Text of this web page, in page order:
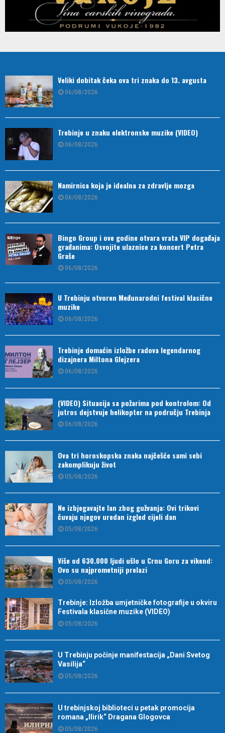
Veliki dobitak čeka ova tri znaka do 13. avgusta
06/08/2026
Trebinje u znaku elektronske muzike (VIDEO)
06/08/2026
Namirnica koja je idealna za zdravlje mozga
06/08/2026
Bingo Group i ove godine otvara vrata VIP događaja
građanima: Osvojite ulaznice za koncert Petra
Graše
06/08/2026
U Trebinju otvoren Međunarodni festival klasične
muzike
06/08/2026
Trebinje domaćin izložbe radova legendarnog
dizajnera Miltona Glejzera
06/08/2026
(VIDEO) Situacija sa požarima pod kontrolom: Od
jutros dejstvuje helikopter na području Trebinja
06/08/2026
Ova tri horoskopska znaka najčešće sami sebi
zakomplikuju život
05/08/2026
Ne izbjegavajte lan zbog gužvanja: Ovi trikovi
čuvaju njegov uredan izgled cijeli dan
05/08/2026
Više od 630.000 ljudi ušlo u Crnu Goru za vikend:
Ovo su najprometniji prelazi
05/08/2026
Trebinje: Izložba umjetničke fotografije u okviru
Festivala klasične muzike (VIDEO)
05/08/2026
U Trebinju počinje manifestacija „Dani Svetog
Vasilija“
05/08/2026
U trebinjskoj biblioteci u petak promocija
romana „Ilirik“ Dragana Glogovca
05/08/2026